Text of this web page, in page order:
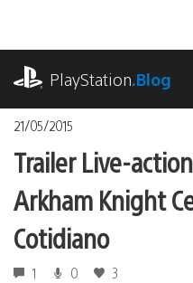
o
conteúdoPlayStation.Blog
21/05/2015
Trailer Live-
Arkham Knight
Cotidiano
1 0 3